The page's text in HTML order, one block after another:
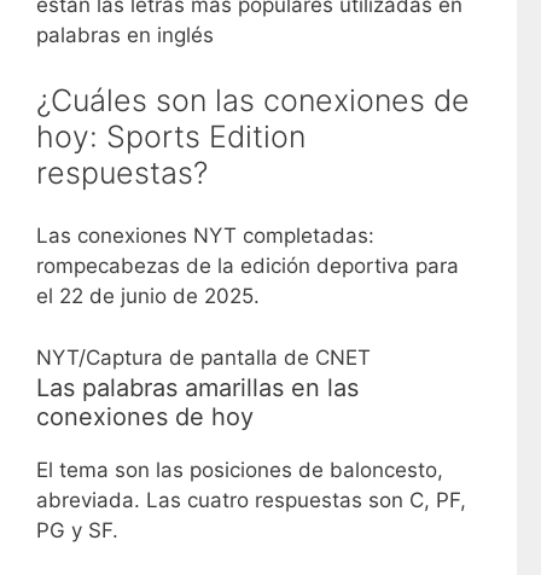
están las letras más populares utilizadas en
palabras en inglés
¿Cuáles son las conexiones de
hoy: Sports Edition
respuestas?
Las conexiones NYT completadas:
rompecabezas de la edición deportiva para
el 22 de junio de 2025.
NYT/Captura de pantalla de CNET
Las palabras amarillas en las
conexiones de hoy
El tema son las posiciones de baloncesto,
abreviada. Las cuatro respuestas son C, PF,
PG y SF.